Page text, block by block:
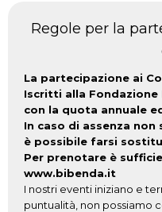
Regole per la
La partecipazione ai
Iscritti alla Fondazione
con la quota annuale
In caso di assenza
è possibile farsi
Per prenotare è
www.bibenda.it
I nostri eventi iniziano e
puntualità, non possiamo